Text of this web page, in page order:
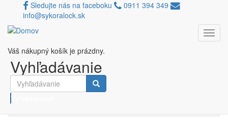
Sledujte nás na faceboku
0911 394 349
info@sykoralock.sk
Váš nákupný košík je prázdny.
Vyhľadávanie
Vyhľadávanie
Porovnávač
Filtruj podľa ceny